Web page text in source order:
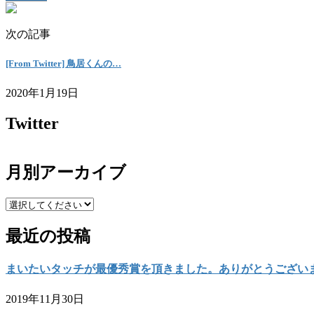
次の記事
[From Twitter] 鳥居くんの…
2020年1月19日
Twitter
月別アーカイブ
最近の投稿
まいたいタッチが最優秀賞を頂きました。ありがとうござい
2019年11月30日